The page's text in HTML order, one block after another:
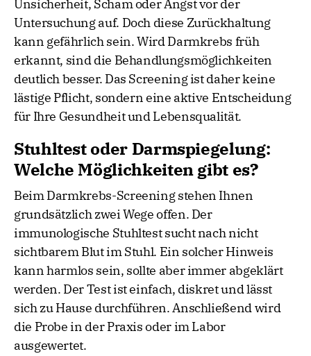
Unsicherheit, Scham oder Angst vor der
Untersuchung auf. Doch diese Zurückhaltung
kann gefährlich sein. Wird Darmkrebs früh
erkannt, sind die Behandlungsmöglichkeiten
deutlich besser. Das Screening ist daher keine
lästige Pflicht, sondern eine aktive Entscheidung
für Ihre Gesundheit und Lebensqualität.
Stuhltest oder Darmspiegelung:
Welche Möglichkeiten gibt es?
Beim Darmkrebs-Screening stehen Ihnen
grundsätzlich zwei Wege offen. Der
immunologische Stuhltest sucht nach nicht
sichtbarem Blut im Stuhl. Ein solcher Hinweis
kann harmlos sein, sollte aber immer abgeklärt
werden. Der Test ist einfach, diskret und lässt
sich zu Hause durchführen. Anschließend wird
die Probe in der Praxis oder im Labor
ausgewertet.